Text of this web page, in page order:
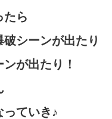
たら
破シーンが出たり
が出たり！
っていき♪